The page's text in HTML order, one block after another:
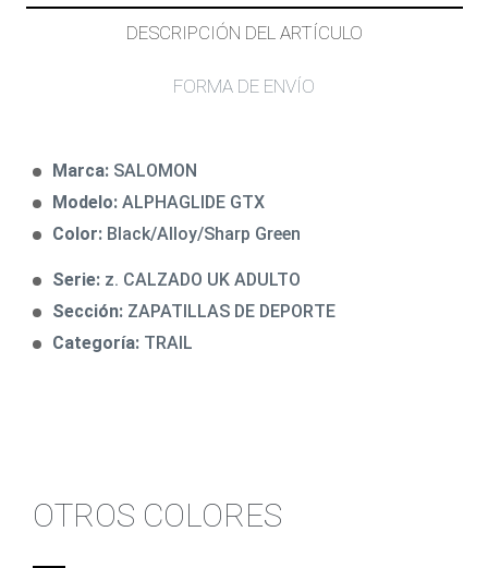
DESCRIPCIÓN DEL ARTÍCULO
FORMA DE ENVÍO
Marca: SALOMON
Modelo: ALPHAGLIDE GTX
Color: Black/Alloy/Sharp Green
Serie: z. CALZADO UK ADULTO
Sección: ZAPATILLAS DE DEPORTE
Categoría: TRAIL
OTROS COLORES